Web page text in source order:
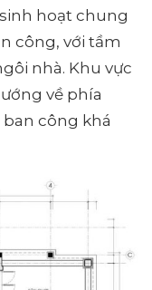
hoạt chung
công, với tầm
nhà. Khu vực
về phía
công khá